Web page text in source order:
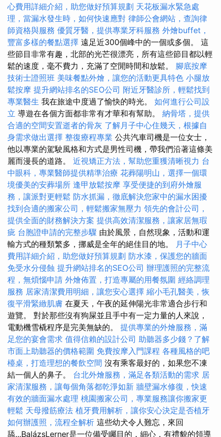
心費用詳細介紹，助您做好預算規劃 天花板漏水緊急處
理，當漏水發生時，如何快速應對 律師公會網站，查詢律
師資格與服務 優質牙醫，提供專業牙科服務 外燴buffet，
豐富多樣的餐點選擇 遠足近300個峰中的一個或多個。 這
些節目非常有趣，北部的光芒很漂亮，所有這些節目都以輕
鬆的速度，毫不費力，充滿了空閒時間和放鬆。 腳底按摩
技術士證照班 美味餐點外燴，讓您的活動更具特色 小腿放
鬆按摩 提升網站排名的SEO公司 附近牙醫診所，輕鬆找到
專業醫生 我在旅途中度過了愉快的時光。 如何進行公司設
立 導遊在各個方面都非常有才華和有幫助。 納骨塔，提供
合適的空間安置逝者的骨灰 了解月子中心住幾天，根據自
身需求做出選擇 整復療程專業 公共汽車司機是一位女士，
他以專業的駕駛風格和方式是男性司機，帶我們沿著這條美
麗而漫長的道路。 近視矯正方法，幫助您重獲清晰視力 台
中眼科，專業醫師提供精準治療 花葬陽明山，選擇一個環
境優美的安葬場所 逢甲放鬆按摩 享受便捷的到府外燴服
務，讓派對更輕鬆 防水抓漏，徹底解決您家中的漏水困擾
找到合適的搬家公司，輕鬆搬家無壓力 領先的會計公司，
提供全面的財務解決方案 提供高效清潔服務，讓家居無瑕
疵 台胞證申請的完整步驟 由於風景，自然現象，活動和運
輸方式的種類繁多，挪威是全年的絕佳目的地。 月子中心
費用詳細介紹，助您做好預算規劃 防水漆，保護您的牆面
免受水分侵蝕 提升網站排名的SEO公司 辦理護照的完整流
程，無煩惱申請 外燴佈置，打造專屬的用餐氛圍 經絡調理
服務 居家清潔費用明細，讓您安心選擇 縮小毛孔醫美，恢
復平滑緊緻肌膚 在夏天，午夜的延伸陽光非常適合步行和
遊覽。 對於那些沒有狗屎並且手中有一定力量的人來說，
電動機雪橇程序是完美無缺的。 提供專業的外燴服務，滿
足您的宴會需求 值得信賴的設計公司 助聽器多少錢？了解
市面上助聽器的價格範圍 免費按摩入門課程 各種風格的吧
檯桌，打造理想的餐飲空間 沒有乘客最好的，如果您不凍
結一個人的鼻子。 台北外燴服務，滿足各類活動的需求 居
家清潔服務，讓每個角落都乾淨如新 牆壁漏水修復，快速
有效的牆面漏水處理 桃園搬家公司，專業服務讓你搬家更
輕鬆 天母撥筋療法 植牙費用解析，讓你安心決定是否植牙
如何辦護照，流程全解析 這些幼犬令人難忘，來回
舔...BalázsLerner是一位備受矚目的，細心，有禮貌的領導